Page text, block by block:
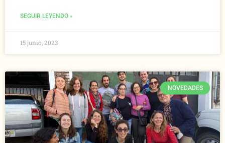
SEGUIR LEYENDO »
15 junio, 2023
NOVEDADES